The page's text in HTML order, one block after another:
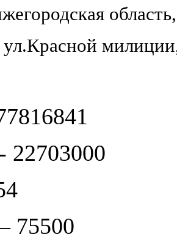
область,
ул.Красной